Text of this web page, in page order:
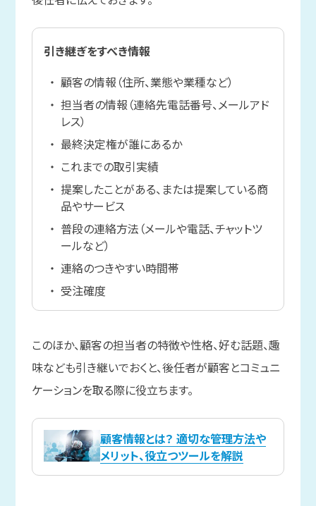
引き継ぎをすべき情報
顧客の情報（住所、業態や業種など）
担当者の情報（連絡先電話番号、メールアド
レス）
最終決定権が誰にあるか
これまでの取引実績
提案したことがある、または提案している商
品やサービス
普段の連絡方法（メールや電話、チャットツ
ールなど）
連絡のつきやすい時間帯
受注確度
このほか、顧客の担当者の特徴や性格、好む話題、趣
味なども引き継いでおくと、後任者が顧客とコミュニ
ケーションを取る際に役立ちます。
顧客情報とは？ 適切な管理方法や
メリット、役立つツールを解説